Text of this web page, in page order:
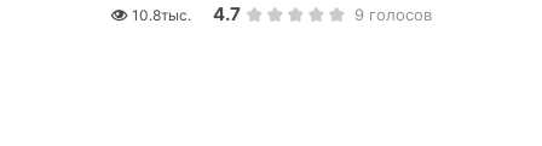
10.8тыс. 4.7 9 голосов